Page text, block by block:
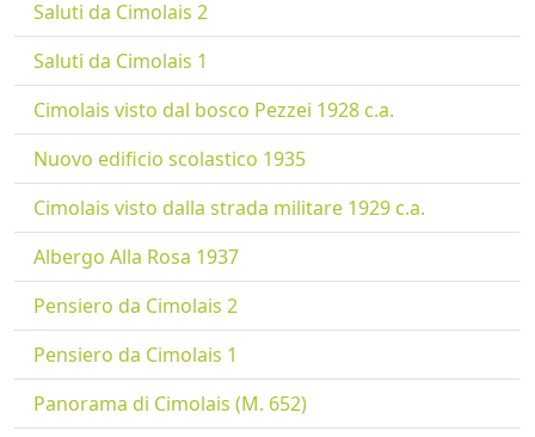
Saluti da Cimolais 2
Saluti da Cimolais 1
Cimolais visto dal bosco Pezzei 1928 c.a.
Nuovo edificio scolastico 1935
Cimolais visto dalla strada militare 1929 c.a.
Albergo Alla Rosa 1937
Pensiero da Cimolais 2
Pensiero da Cimolais 1
Panorama di Cimolais (M. 652)